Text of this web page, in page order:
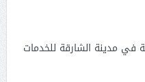
في مدينة الشارقة للخدمات